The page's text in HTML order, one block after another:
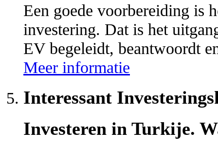
Een goede voorbereiding is
investering. Dat is het
EV begeleidt, beantwoordt
Meer informatie
Interessant
Investeren in Turkije.